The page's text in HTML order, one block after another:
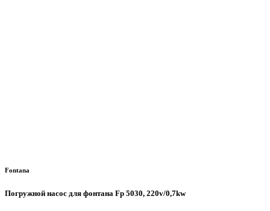
Fontana
Погружной насос для фонтана Fp 5030, 220v/0,7kw